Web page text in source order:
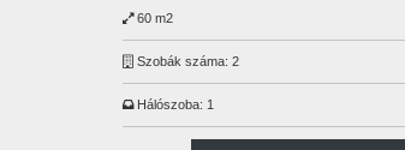
60 m2
Szobák száma: 2
Hálószoba: 1